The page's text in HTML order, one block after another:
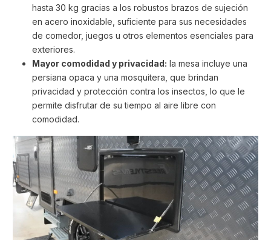
hasta 30 kg gracias a los robustos brazos de sujeción
en acero inoxidable, suficiente para sus necesidades
de comedor, juegos u otros elementos esenciales para
exteriores.
Mayor comodidad y privacidad: la mesa incluye una
persiana opaca y una mosquitera, que brindan
privacidad y protección contra los insectos, lo que le
permite disfrutar de su tiempo al aire libre con
comodidad.